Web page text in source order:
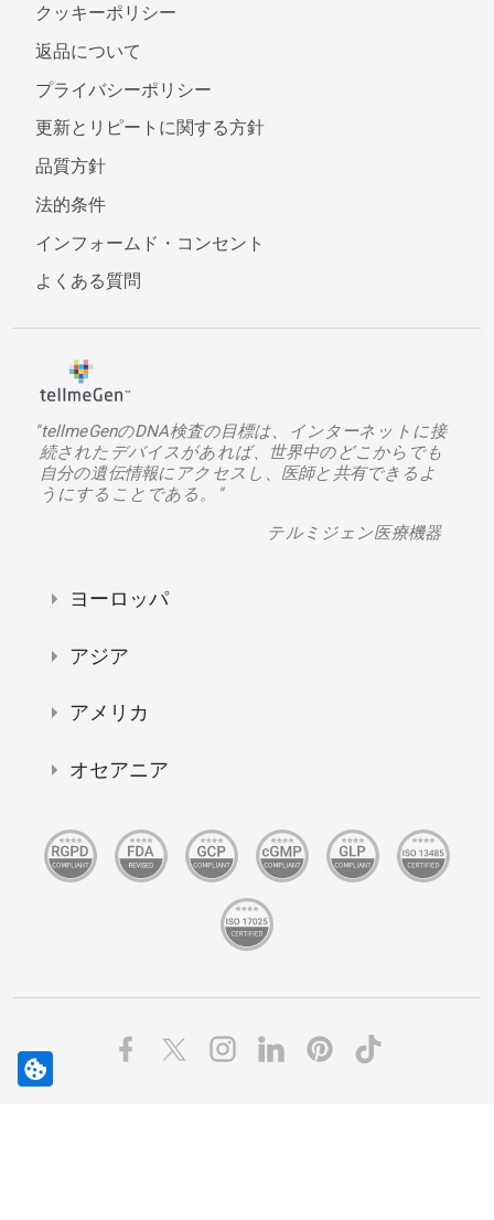
クッキーポリシー
返品について
プライバシーポリシー
更新とリピートに関する方針
品質方針
法的条件
インフォームド・コンセント
よくある質問
"tellmeGenのDNA検査の目標は、インターネットに接
続されたデバイスがあれば、世界中のどこからでも
自分の遺伝情報にアクセスし、医師と共有できるよ
うにすることである。"
テルミジェン医療機器
ヨーロッパ
アジア
アメリカ
オセアニア